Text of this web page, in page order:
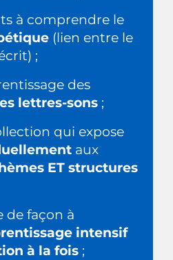
à comprendre le
(lien entre le
;
des
lettres-sons ;
qui expose
aux
ET structures
de façon à
intensif
à la fois ;